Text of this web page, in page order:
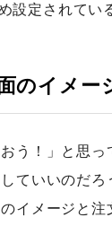
設定されてい
のイメー
う！」と思
ていいのだろ
イメージと